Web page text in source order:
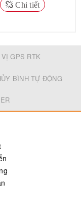
Chi tiết
GPS RTK
BÌNH TỰ ĐỘNG